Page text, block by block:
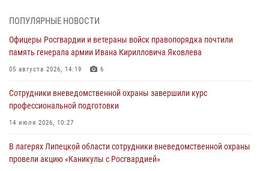
04 августа 2026, 09:05
Росгвардия обеспечила безопасность граждан на праздновании
Дня ВДВ в Липецке
03 августа 2026, 13:43
Росгвардейцы обеспечили безопасность граждан в День Лев-
Толстовского района
03 августа 2026, 13:41
Росгвардия противодействует БПЛА ВСУ на южном направлении
(видео)
ПОПУЛЯРНЫЕ НОВОСТИ
Офицеры Росгвардии и ветераны войск правопорядка почтили
память генерала армии Ивана Кирилловича Яковлева
05 августа 2026, 14:19 6
Сотрудники вневедомственной охраны завершили курс
профессиональной подготовки
14 июля 2026, 10:27
В лагерях Липецкой области сотрудники вневедомственной охраны
провели акцию «Каникулы с Росгвардией»